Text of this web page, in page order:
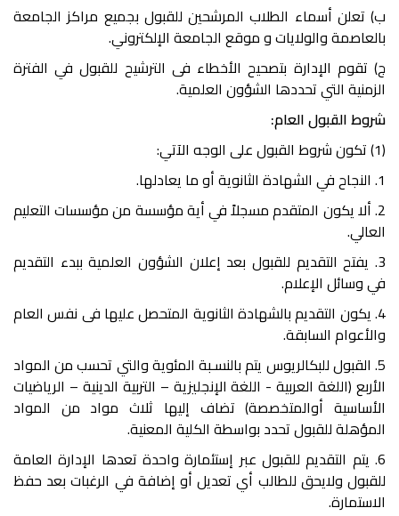
ب) تعلن أسماء الطلاب المرشحين للقبول بجميع مراكز الجامعة
بالعاصمة والولايات و موقع الجامعة الإلكتروني.
ج) تقوم الإدارة بتصحيح الأخطاء فى الترشيح للقبول في الفترة
الزمنية التي تحددها الشؤون العلمية.
شروط القبول العام:
(1) تكون شروط القبول على الوجه الآتي:
1. النجاح في الشهادة الثانوية أو ما يعادلها.
2. ألا يكون المتقدم مسجلاً في أية مؤسسة من مؤسسات التعليم
العالي.
3. يفتح التقديم للقبول بعد إعلان الشؤون العلمية ببدء التقديم
في وسائل الإعلام.
4. يكون التقديم بالشهادة الثانوية المتحصل عليها فى نفس العام
والأعوام السابقة.
5. القبول للبكالريوس يتم بالنسـبة المئوية والتي تحسب من المواد
الأربع (اللغة العربية - اللغة الإنجليزية – التربية الدينية – الرياضيات
الأساسية أوالمتخصصة) تضاف إليها ثلاث مواد من المواد
المؤهلة للقبول تحدد بواسطة الكلية المعنية.
6. يتم التقديم للقبول عبر إستئمارة واحدة تعدها الإدارة العامة
للقبول ولايحق للطالب أي تعديل أو إضافة في الرغبات بعد حفظ
الاستمارة.